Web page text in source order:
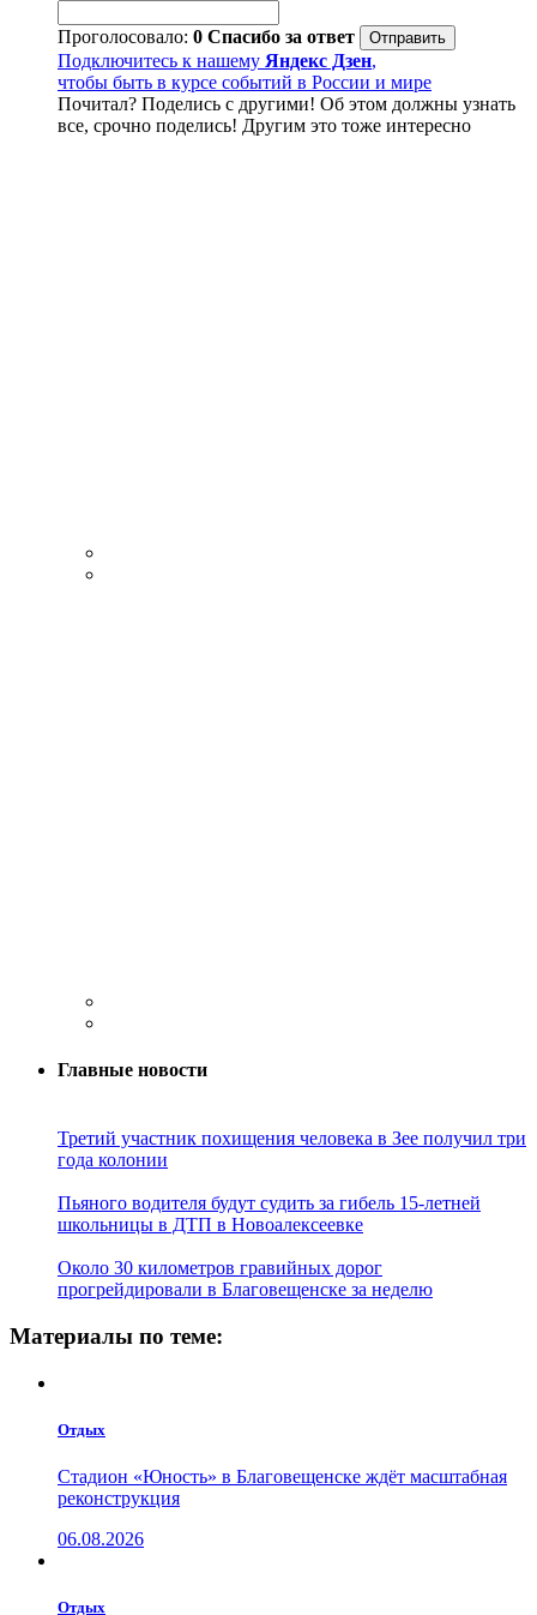
Проголосовало: 0 Спасибо за ответ
Подключитесь к нашему Яндекс Дзен,
чтобы быть в курсе событий в России и мире
Почитал? Поделись с другими! Об этом должны узнать
все, срочно поделись! Другим это тоже интересно
Главные новости
Третий участник похищения человека в Зее получил три
года колонии
Пьяного водителя будут судить за гибель 15-летней
школьницы в ДТП в Новоалексеевке
Около 30 километров гравийных дорог
прогрейдировали в Благовещенске за неделю
Материалы по теме:
Отдых
Стадион «Юность» в Благовещенске ждёт масштабная
реконструкция
06.08.2026
Отдых